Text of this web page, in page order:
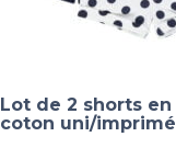
Lot de 2 shorts en
coton uni/imprimé